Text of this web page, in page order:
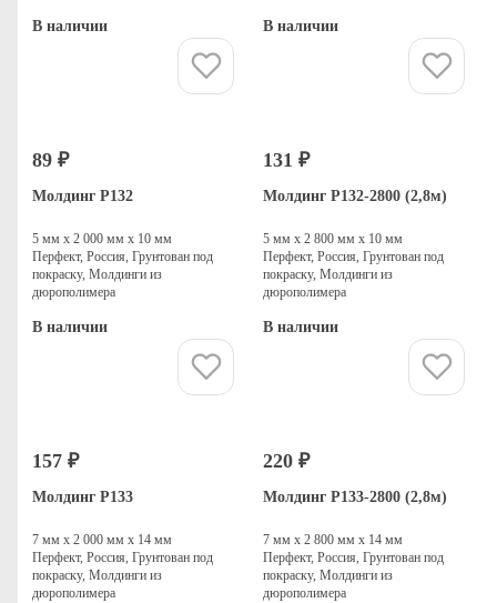
В наличии В наличии
89 ₽
Молдинг P132
5 мм х 2 000 мм х 10 мм
Перфект, Россия, Грунтован под
покраску, Молдинги из
дюрополимера
В наличии
131 ₽
Молдинг P132-2800 (2,8м)
5 мм х 2 800 мм х 10 мм
Перфект, Россия, Грунтован под
покраску, Молдинги из
дюрополимера
В наличии
157 ₽
Молдинг P133
7 мм х 2 000 мм х 14 мм
Перфект, Россия, Грунтован под
покраску, Молдинги из
дюрополимера
220 ₽
Молдинг P133-2800 (2,8м)
7 мм х 2 800 мм х 14 мм
Перфект, Россия, Грунтован под
покраску, Молдинги из
дюрополимера